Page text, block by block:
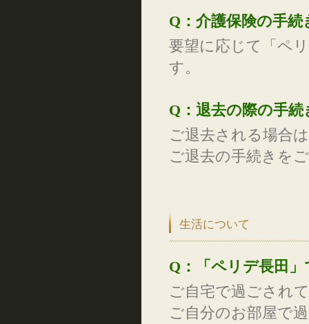
Q：介護保険の手
要望に応じて「ペ
す。
Q：退去の際の手
ご退去される場合
ご退去の手続きを
生活について
Q：「ペリデ長田
ご自宅で過ごされ
ご自分のお部屋で